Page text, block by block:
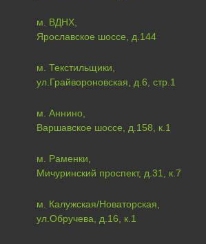
м. ВДНХ,
Ярославское шоссе, д.144
м. Текстильщики,
ул.Грайвороновская, д.6, стр.1
м. Аннино,
Варшавское шоссе, д.158, к.1
м. Раменки,
Мичуринский проспект, д.31, к.7
м. Калужская/Новаторская,
ул.Обручева, д.16, к.1